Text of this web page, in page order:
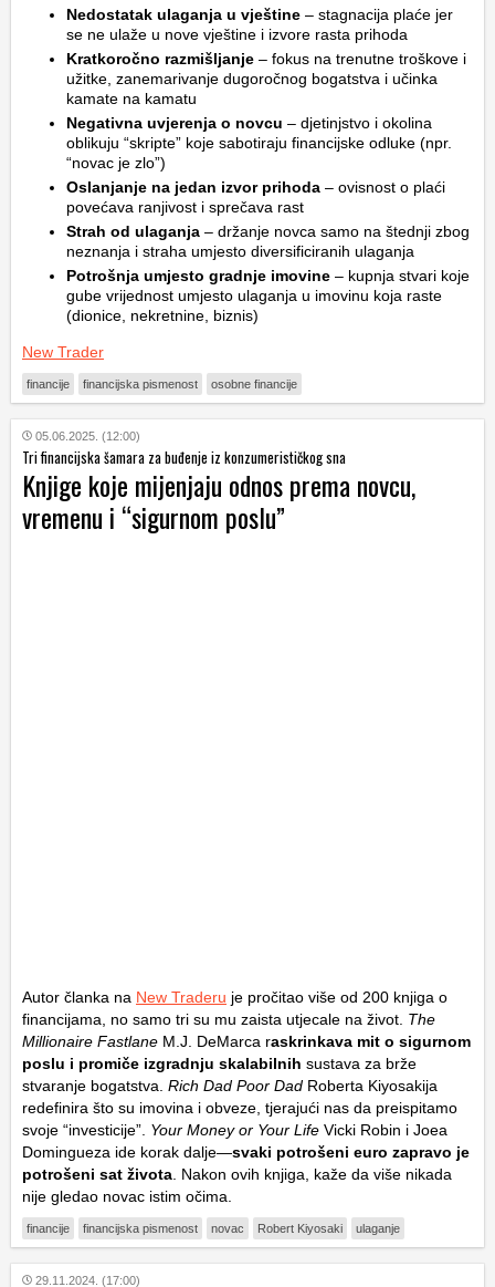
Nedostatak ulaganja u vještine – stagnacija plaće jer
se ne ulaže u nove vještine i izvore rasta prihoda
Kratkoročno razmišljanje – fokus na trenutne troškove i
užitke, zanemarivanje dugoročnog bogatstva i učinka
kamate na kamatu
Negativna uvjerenja o novcu – djetinjstvo i okolina
oblikuju “skripte” koje sabotiraju financijske odluke (npr.
“novac je zlo”)
Oslanjanje na jedan izvor prihoda – ovisnost o plaći
povećava ranjivost i sprečava rast
Strah od ulaganja – držanje novca samo na štednji zbog
neznanja i straha umjesto diversificiranih ulaganja
Potrošnja umjesto gradnje imovine – kupnja stvari koje
gube vrijednost umjesto ulaganja u imovinu koja raste
(dionice, nekretnine, biznis)
New Trader
financije financijska pismenost osobne financije
05.06.2025. (12:00)
Tri financijska šamara za buđenje iz konzumerističkog sna
Knjige koje mijenjaju odnos prema novcu,
vremenu i “sigurnom poslu”
Autor članka na New Traderu je pročitao više od 200 knjiga o
financijama, no samo tri su mu zaista utjecale na život. The
Millionaire Fastlane M.J. DeMarca raskrinkava mit o sigurnom
poslu i promiče izgradnju skalabilnih sustava za brže
stvaranje bogatstva. Rich Dad Poor Dad Roberta Kiyosakija
redefinira što su imovina i obveze, tjerajući nas da preispitamo
svoje “investicije”. Your Money or Your Life Vicki Robin i Joea
Domingueza ide korak dalje—svaki potrošeni euro zapravo je
potrošeni sat života . Nakon ovih knjiga, kaže da više nikada
nije gledao novac istim očima.
financije financijska pismenost novac Robert Kiyosaki ulaganje
29.11.2024. (17:00)